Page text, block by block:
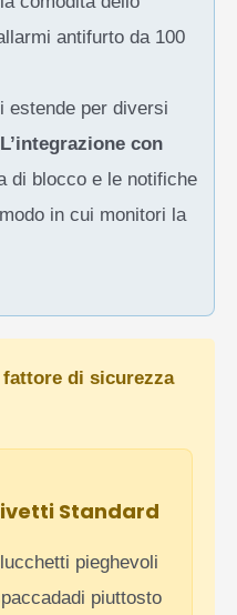
antifurto da 100
estende per diversi
L’integrazione con
di blocco e le notifiche
in cui monitori la
di sicurezza
Standard
pieghevoli
piuttosto